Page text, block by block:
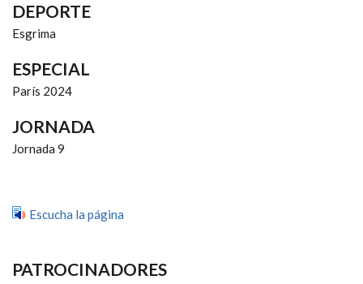
DEPORTE
Esgrima
ESPECIAL
París 2024
JORNADA
Jornada 9
Escucha la página
PATROCINADORES